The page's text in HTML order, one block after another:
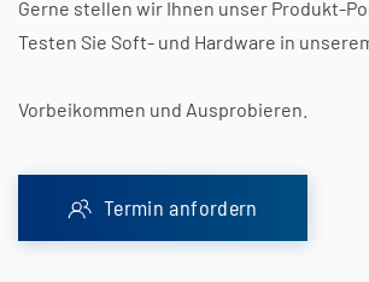
Gerne stellen wir Ihnen unser Produkt-
Testen Sie Soft- und Hardware in
Vorbeikommen und Ausprobieren.
Termin anfordern